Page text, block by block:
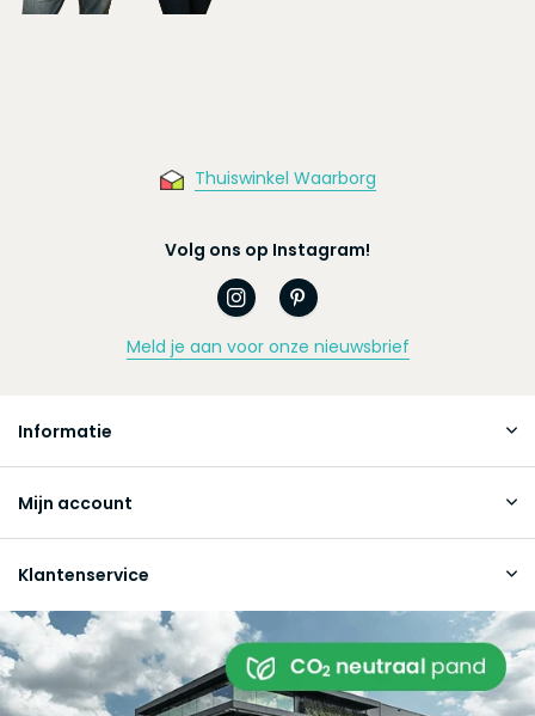
Thuiswinkel Waarborg
Volg ons op Instagram!
Meld je aan voor onze nieuwsbrief
Informatie
Mijn account
Klantenservice